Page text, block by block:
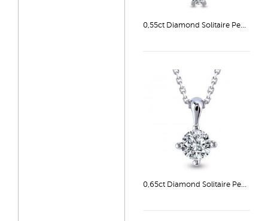
0,55ct Diamond Solitaire Pendant
0,65ct Diamond Solitaire Pendant